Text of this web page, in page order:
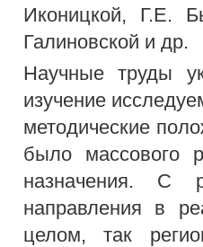
Иконицкой, Г.Е.
Галиновской и др.
Научные труды
изучение
методические
было массового
назначения. С
направления в
целом, так